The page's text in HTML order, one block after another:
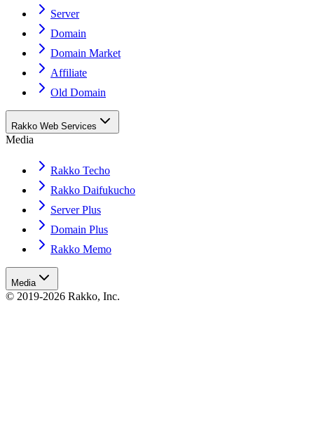
Server
Domain
Domain Market
Affiliate
Old Domain
Rakko Web Services
Media
Rakko Techo
Rakko Daifukucho
Server Plus
Domain Plus
Rakko Memo
Media
© 2019-2026 Rakko, Inc.